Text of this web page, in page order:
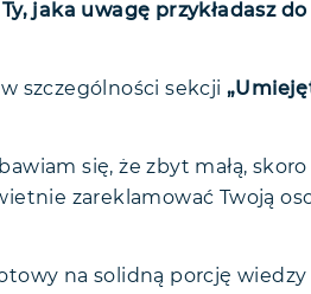
jaka uwagę przykładasz
szczególności sekcji
się, że zbyt małą,
zareklamować Twoją
na solidną porcję